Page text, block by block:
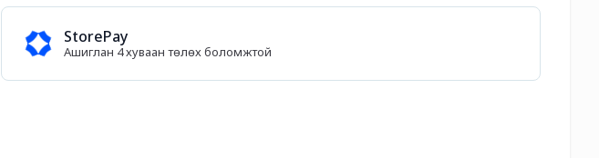
StorePay
Ашиглан 4 хуваан төлөх боломжтой